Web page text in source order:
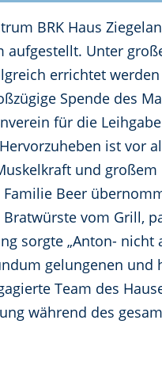
BRK Haus
Unter
errichtet
Spende des
für die
ist vor
und
Beer
vom Grill,
sorgte „Anton- nicht
gelungenen und
Team des
während des